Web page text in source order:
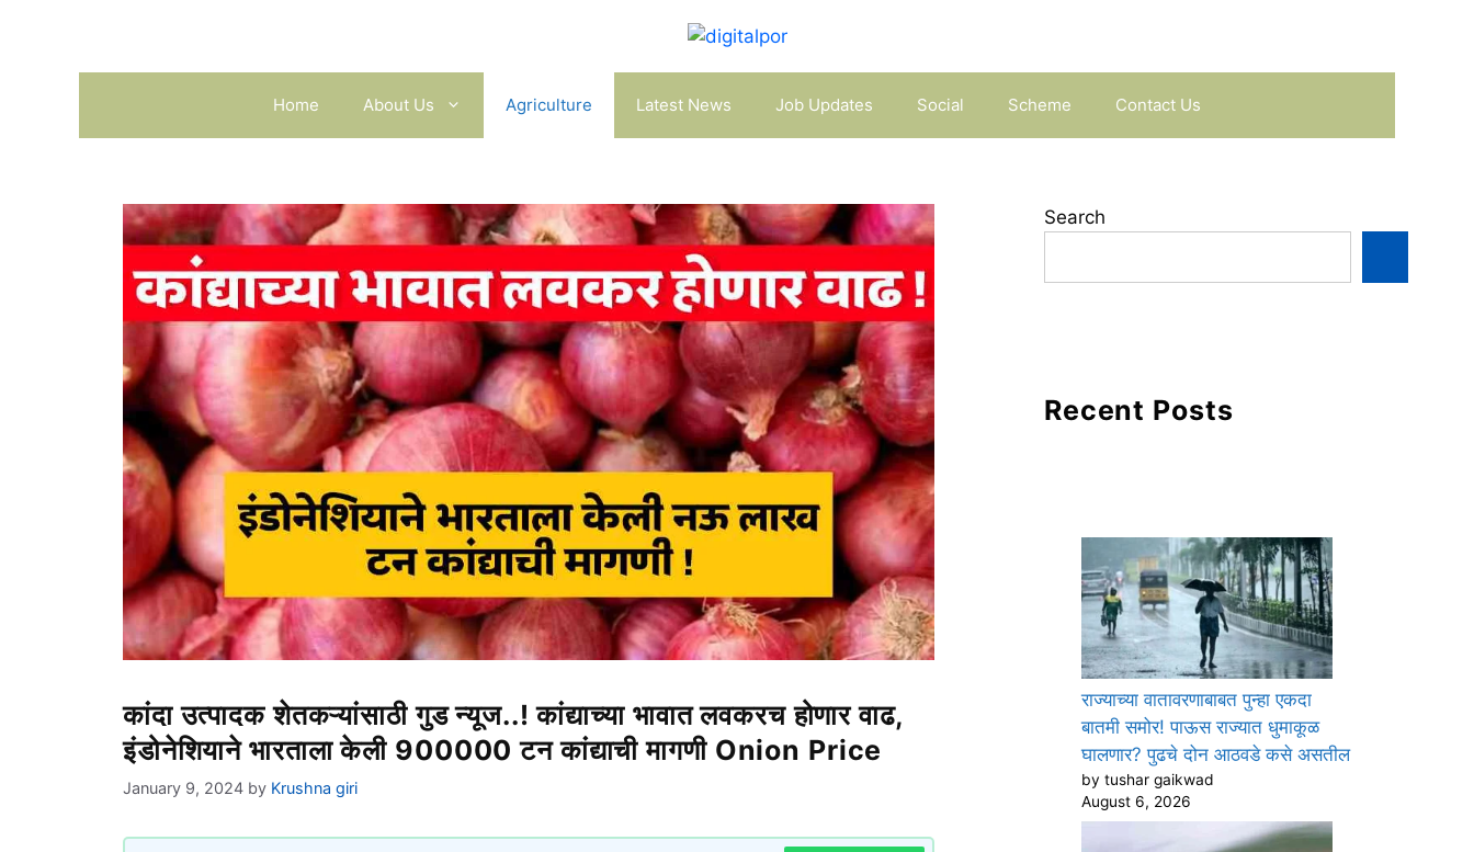
Home About Us Agriculture Latest News Job Updates Social Scheme Contact Us
कांदा उत्पादक शेतकऱ्यांसाठी गुड न्यूज..! कांद्याच्या भावात लवकरच होणार वाढ,
इंडोनेशियाने भारताला केली 900000 टन कांद्याची मागणी Onion Price
January 9, 2024 by Krushna giri
Search
Recent Posts
राज्याच्या वातावरणाबाबत पुन्हा एकदा
बातमी समोर! पाऊस राज्यात धुमाकूळ
घालणार? पुढचे दोन आठवडे कसे असतील
by tushar gaikwad
August 6, 2026